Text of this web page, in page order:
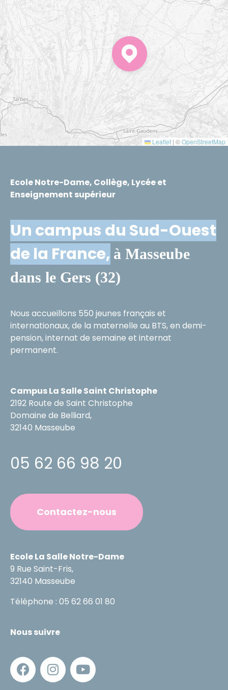
Leaflet | ©OpenStreetMap
Ecole Notre-Dame, Collège, Lycée et
Enseignement supérieur
Un campus du Sud-Ouest
de la France, à Masseube
dans le Gers (32)
Nous accueillons 550 jeunes français et
internationaux, de la maternelle au BTS, en demi-
pension, internat de semaine et internat
permanent.
Campus La Salle Saint Christophe
2192 Route de Saint Christophe
Domaine de Belliard,
32140 Masseube
05 62 66 98 20
Contactez-nous
Ecole La Salle Notre-Dame
9 Rue Saint-Fris,
32140 Masseube
Téléphone : 05 62 66 01 80
Nous suivre